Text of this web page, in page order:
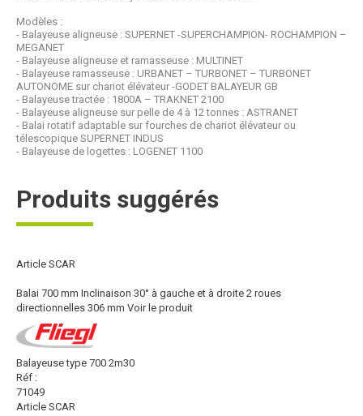
Modèles :
- Balayeuse aligneuse : SUPERNET -SUPERCHAMPION- ROCHAMPION –
MEGANET
- Balayeuse aligneuse et ramasseuse : MULTINET
- Balayeuse ramasseuse : URBANET – TURBONET – TURBONET
AUTONOME sur chariot élévateur -GODET BALAYEUR GB
- Balayeuse tractée : 1800A – TRAKNET 2100
- Balayeuse aligneuse sur pelle de 4 à 12 tonnes : ASTRANET
- Balai rotatif adaptable sur fourches de chariot élévateur ou
télescopique SUPERNET INDUS
- Balayeuse de logettes : LOGENET 1100
Produits suggérés
Article SCAR
Balai 700 mm Inclinaison 30° à gauche et à droite 2 roues
directionnelles 306 mm Voir le produit
Balayeuse type 700 2m30
Réf :
71049
Article SCAR